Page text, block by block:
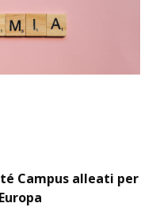
Campus alleati per